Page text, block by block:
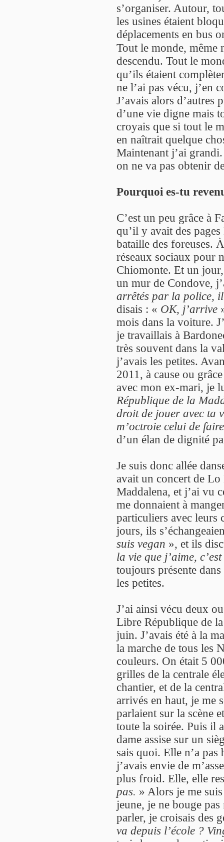
s’organiser. Autour,
les usines étaient
déplacements en bus
Tout le monde, même
descendu. Tout le
qu’ils étaient
ne l’ai pas vécu, j’en
J’avais alors d’autres
d’une vie digne mais
croyais que si tout le
en naîtrait quelque
Maintenant j’ai
on ne va pas obtenir
Pourquoi es-tu
C’est un peu grâce à
qu’il y avait des
bataille des foreuses.
réseaux sociaux pour
Chiomonte. Et un
un mur de Condove,
arrêtés par la police,
disais : « OK, j’arrive
mois dans la voiture.
je travaillais à
très souvent dans la
j’avais les petites.
2011, à cause ou
avec mon ex-mari, je
République de la
droit de jouer avec ta
m’octroie celui de
d’un élan de dignité
Je suis donc allée
avait un concert de
Maddalena, et j’ai vu
me donnaient à
particuliers avec leurs
jours, ils
suis vegan », et ils
la vie que j’aime,
toujours présente
les petites.
J’ai ainsi vécu deux
Libre République de
juin. J’avais été à la
la marche de tous les
couleurs. On était 5
grilles de la centrale
chantier, et de la
arrivés en haut, je me
parlaient sur la scène
toute la soirée. Puis il
dame assise sur un
sais quoi. Elle n’a
j’avais envie de
plus froid. Elle, elle
pas. » Alors je me
jeune, je ne bouge
parler, je croisais des
va depuis l’école ?